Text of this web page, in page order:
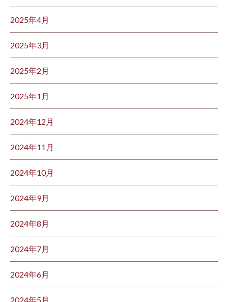
2025年4月
2025年3月
2025年2月
2025年1月
2024年12月
2024年11月
2024年10月
2024年9月
2024年8月
2024年7月
2024年6月
2024年5月